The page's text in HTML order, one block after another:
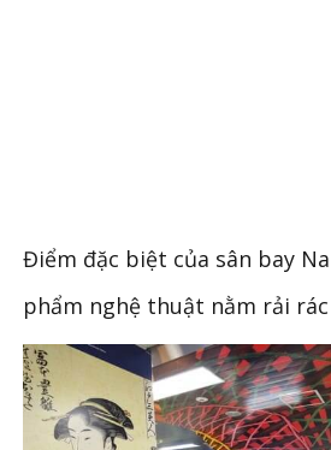
Điểm đặc biệt của sân bay
phẩm nghệ thuật nằm rải